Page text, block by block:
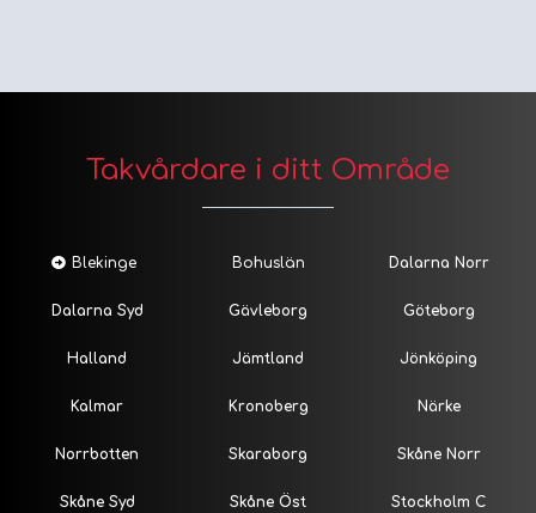
Takvårdare i ditt Område
Blekinge Bohuslän Dalarna Norr
Dalarna Syd Gävleborg Göteborg
Halland Jämtland Jönköping
Kalmar Kronoberg Närke
Norrbotten Skaraborg Skåne Norr
Skåne Syd Skåne Öst Stockholm C